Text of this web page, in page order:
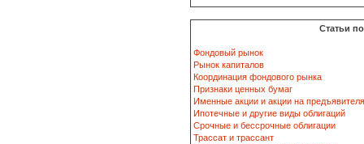
Статьи
Фондовый рынок
Рынок капиталов
Координация фондового рынка
Признаки ценных бумаг
Именные акции и акции на предъявителя
Ипотечные и другие виды облигаций
Срочные и бессрочные облигации
Трассат и трассант